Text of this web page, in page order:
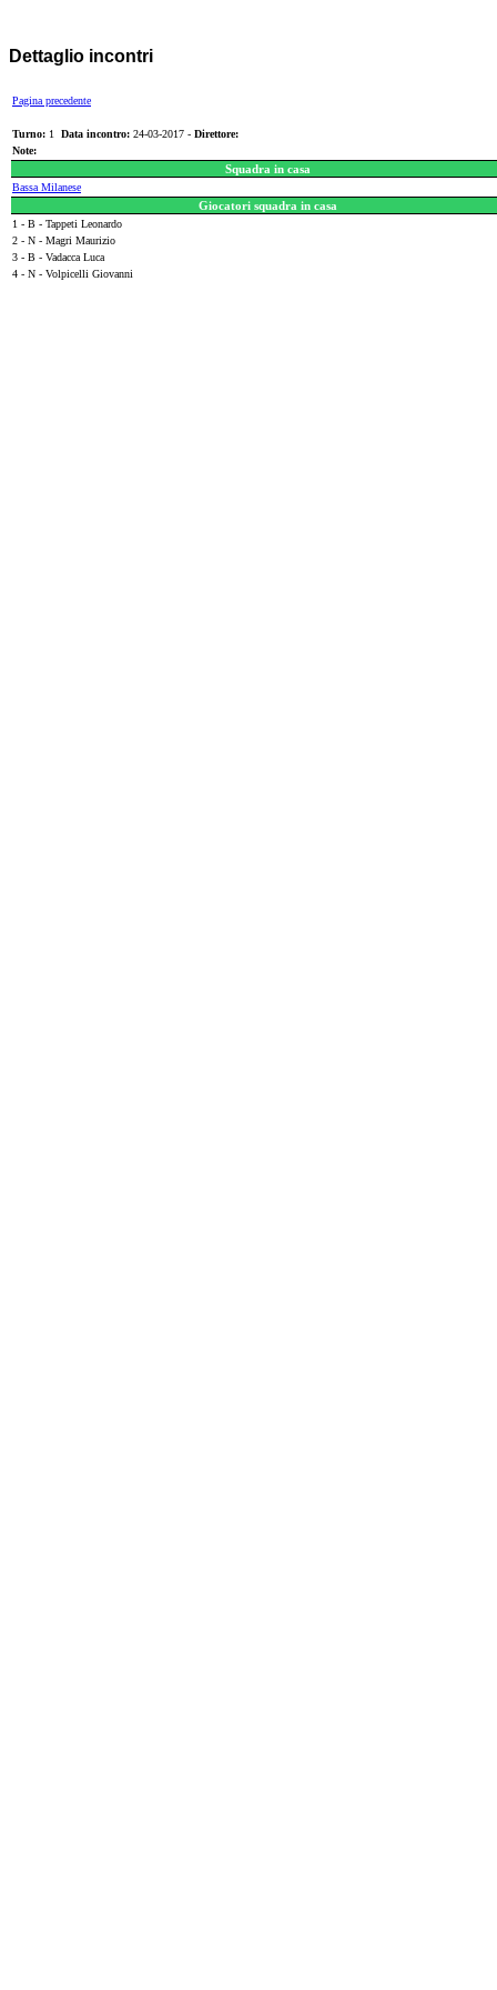
Dettaglio incontri
Pagina precedente
Turno: 1 Data incontro: 24-03-2017 - Direttore:
Note:
Squadra in casa
Bassa Milanese
Giocatori squadra in casa
1 - B - Tappeti Leonardo
2 - N - Magri Maurizio
3 - B - Vadacca Luca
4 - N - Volpicelli Giovanni